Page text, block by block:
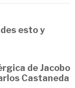
esto y
de Jacobo
Castaneda